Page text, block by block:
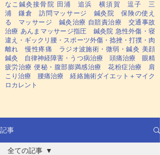
なこ鍼灸接骨院 田浦 追浜 横須賀 逗子 三
浦 鎌倉 訪問マッサージ 鍼灸院 保険の使え
る マッサージ 鍼灸治療 自賠責治療 交通事故
治療 あんまマッサージ指圧 鍼灸院 急性外傷・寝
違え・ギックリ腰・スポーツ外傷・捻挫・打撲・肉
離れ 慢性疼痛 ラジオ波施術・微弱・鍼灸 美顔
鍼灸 自律神経障害・うつ病治療 頭痛治療 眼精
疲労治療 便秘・腹部膨満感治療 花粉症治療 肩
こり治療 腰痛治療 経絡施術ダイエット＋マイク
ロカレント
記事
全ての記事